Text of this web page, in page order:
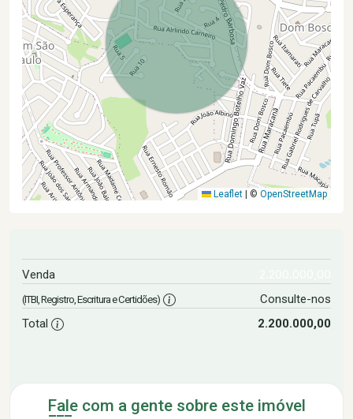
Leaflet © OpenStreetMap
Venda
(ITBI, Registro, Escritura e Certidões)
Consulte-nos
Total
2.200.000,00
Fale com a gente sobre este imóvel